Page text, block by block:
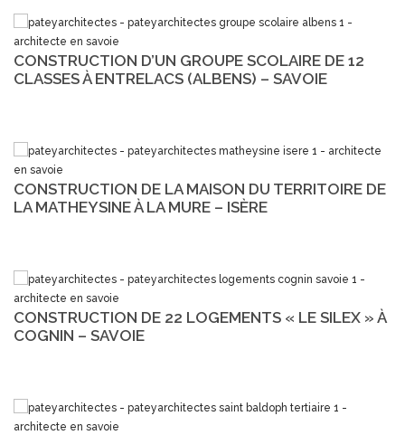
CONSTRUCTION D’UN GROUPE SCOLAIRE DE 12
CLASSES À ENTRELACS (ALBENS) – SAVOIE
CONSTRUCTION DE LA MAISON DU TERRITOIRE DE
LA MATHEYSINE À LA MURE – ISÈRE
CONSTRUCTION DE 22 LOGEMENTS « LE SILEX » À
COGNIN – SAVOIE